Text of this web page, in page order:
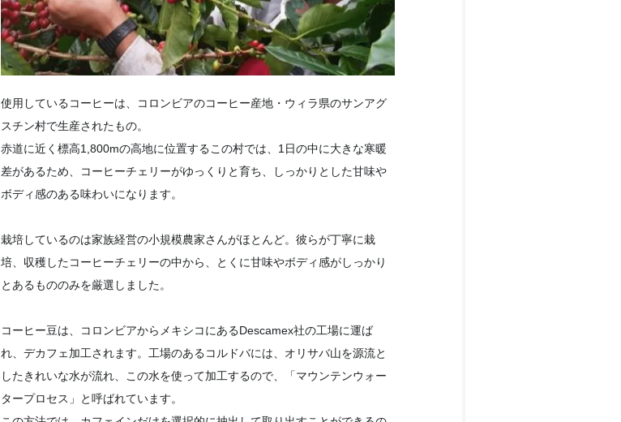
使用しているコーヒーは、コロンビアのコーヒー産地・ウィラ県のサンアグ
スチン村で生産されたもの。
赤道に近く標高1,800mの高地に位置するこの村では、1日の中に大きな寒暖
差があるため、コーヒーチェリーがゆっくりと育ち、しっかりとした甘味や
ボディ感のある味わいになります。
栽培しているのは家族経営の小規模農家さんがほとんど。彼らが丁寧に栽
培、収穫したコーヒーチェリーの中から、とくに甘味やボディ感がしっかり
とあるもののみを厳選しました。
コーヒー豆は、コロンビアからメキシコにあるDescamex社の工場に運ば
れ、デカフェ加工されます。工場のあるコルドバには、オリサバ山を源流と
したきれいな水が流れ、この水を使って加工するので、「マウンテンウォー
タープロセス」と呼ばれています。